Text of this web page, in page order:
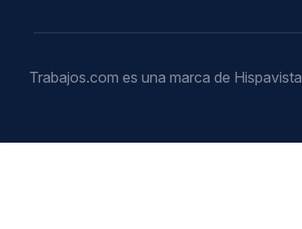
Trabajos.com es una marca de Hispavista